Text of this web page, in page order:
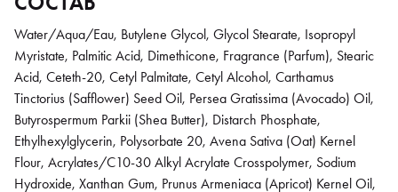
Water/Aqua/Eau, Butylene Glycol, Glycol Stearate, Isopropyl
Myristate, Palmitic Acid, Dimethicone, Fragrance (Parfum), Stearic
Acid, Ceteth-20, Cetyl Palmitate, Cetyl Alcohol, Carthamus
Tinctorius (Safflower) Seed Oil, Persea Gratissima (Avocado) Oil,
Butyrospermum Parkii (Shea Butter), Distarch Phosphate,
Ethylhexylglycerin, Polysorbate 20, Avena Sativa (Oat) Kernel
Flour, Acrylates/C10-30 Alkyl Acrylate Crosspolymer, Sodium
Hydroxide, Xanthan Gum, Prunus Armeniaca (Apricot) Kernel Oil,